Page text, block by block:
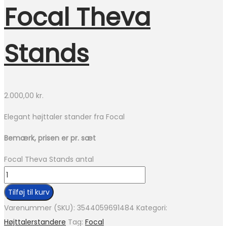
Focal Theva
Stands
2.000,00 kr.
Elegant højttaler stander fra Focal
Bemærk, prisen er pr. sæt
Focal Theva Stands antal
Tilføj til kurv
Varenummer (SKU): 3544059691484 Kategori:
Højttalerstandere Tag: Focal